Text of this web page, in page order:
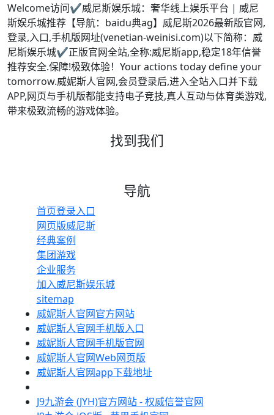
Welcome访问✔威尼斯娱乐城：奢华线上娱乐平台 | 威尼
斯娱乐城推荐【导航：baidu典ag】威尼斯2026最新版官网,
登录,入口,手机版网址(venetian-weinisi.com)以下简称：威
尼斯娱乐城✔正版官网全站,全称:威尼斯app,稳定18年信誉
推荐安全.保障!极致体验！Your actions today define your
tomorrow.威妮斯人官网,会员登录后,进入全站入口并下载
APP,网页与手机版都能支持电子竞技,真人互动与体育类游戏,
带来极致流畅的游戏体验。
找到我们
导航
首页登录入口
网页版威尼斯
经典案例
集团游戏
企业服务
加入威尼斯娱乐城
sitemap
威妮斯人官网官方网站
威妮斯人官网手机版入口
威妮斯人官网手机版官网
威妮斯人官网Web网页版
威妮斯人官网app下载地址
J9九游会 (JYH)官方网站 - 权威信誉官网